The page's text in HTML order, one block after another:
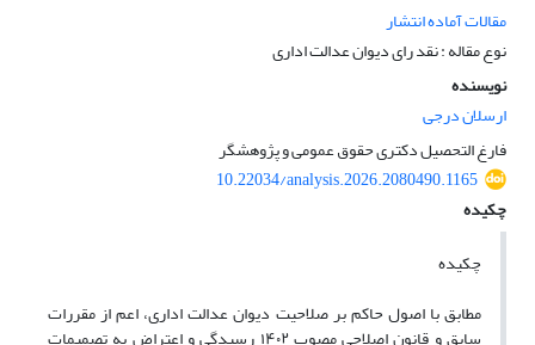
مقالات آماده انتشار
نوع مقاله : نقد رای دیوان عدالت اداری
نویسنده
ارسلان درجی
فارغ التحصیل دکتری حقوق عمومی و پژوهشگر
10.22034/analysis.2026.2080490.1165
چکیده
چکیده
مطابق با اصول حاکم بر صلاحیت دیوان عدالت اداری، اعم از مقررات